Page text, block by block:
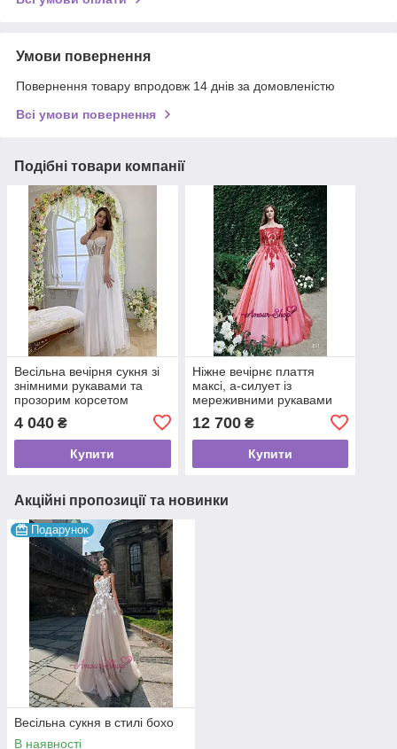
Умови повернення
Повернення товару впродовж 14 днів за домовленістю
Всі умови повернення
Подібні товари компанії
Весільна вечірня сукня зі
знімними рукавами та
прозорим корсетом
4 040 ₴
Купити
Ніжне вечірнє плаття
максі, а-силует із
мереживними рукавами
12 700₴
Купити
Акційні пропозиції та новинки
Подарунок
Весільна сукня в стилі бохо
В наявності